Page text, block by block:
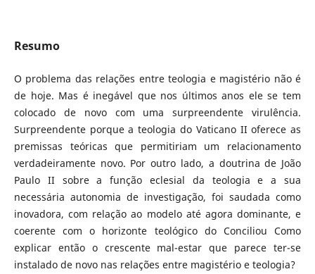
Resumo
O problema das relações entre teologia e magistério não é
de hoje. Mas é inegável que nos últimos anos ele se tem
colocado de novo com uma surpreendente virulência.
Surpreendente porque a teologia do Vaticano II oferece as
premissas teóricas que permitiriam um relacionamento
verdadeiramente novo. Por outro lado, a doutrina de João
Paulo II sobre a função eclesial da teologia e a sua
necessária autonomia de investigação, foi saudada como
inovadora, com relação ao modelo até agora dominante, e
coerente com o horizonte teológico do Conciliou Como
explicar então o crescente mal-estar que parece ter-se
instalado de novo nas relações entre magistério e teologia?